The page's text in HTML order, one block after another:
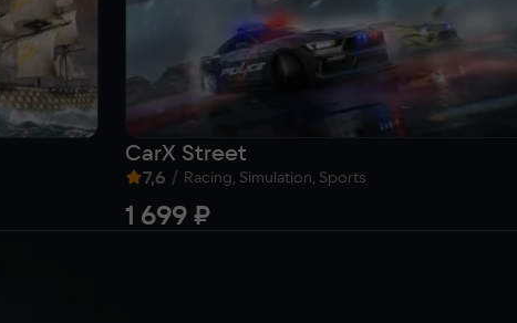
CarX Street
7,6 / Racing, Simulation, Sports
1 699 ₽